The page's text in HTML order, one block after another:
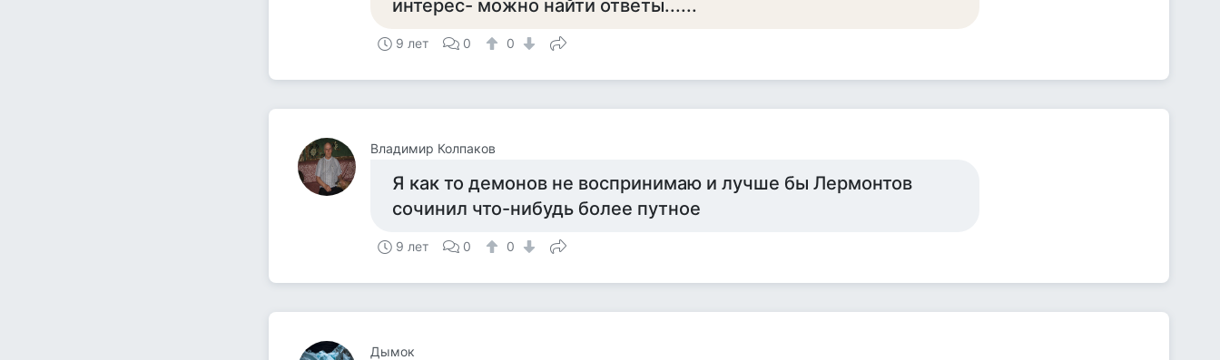
интерес- можно найти ответы......
9 лет 0 0
Владимир Колпаков
Я как то демонов не воспринимаю и лучше бы Лермонтов
сочинил что-нибудь более путное
9 лет 0 0
Дымок